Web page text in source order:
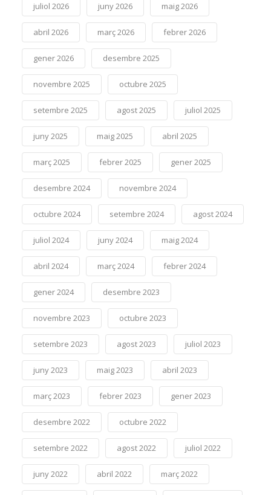
juliol 2026 juny 2026 maig 2026
abril 2026 març 2026 febrer 2026
gener 2026 desembre 2025
novembre 2025 octubre 2025
setembre 2025 agost 2025 juliol 2025
juny 2025 maig 2025 abril 2025
març 2025 febrer 2025 gener 2025
desembre 2024 novembre 2024
octubre 2024 setembre 2024 agost 2024
juliol 2024 juny 2024 maig 2024
abril 2024 març 2024 febrer 2024
gener 2024 desembre 2023
novembre 2023 octubre 2023
setembre 2023 agost 2023 juliol 2023
juny 2023 maig 2023 abril 2023
març 2023 febrer 2023 gener 2023
desembre 2022 octubre 2022
setembre 2022 agost 2022 juliol 2022
juny 2022 abril 2022 març 2022